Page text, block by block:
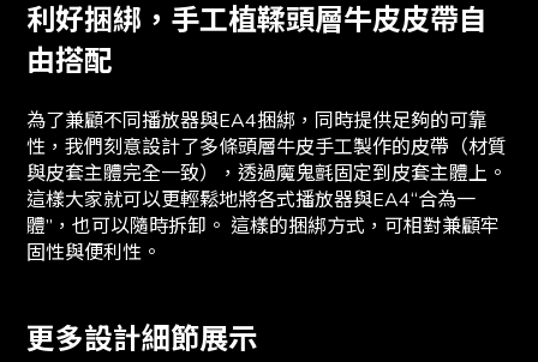
利好捆綁，手工植鞣頭層牛皮皮帶自
由搭配
為了兼顧不同播放器與EA4捆綁，同時提供足夠的可靠
性，我們刻意設計了多條頭層牛皮手工製作的皮帶（材質
與皮套主體完全一致），透過魔鬼氈固定到皮套主體上。
這樣大家就可以更輕鬆地將各式播放器與EA4“合為一
體”，也可以隨時拆卸。 這樣的捆綁方式，可相對兼顧牢
固性與便利性。
更多設計細節展示